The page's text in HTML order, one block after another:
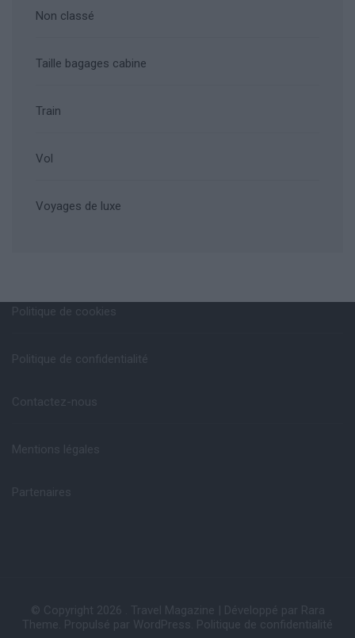
Non classé
Taille bagages cabine
Train
Vol
Voyages de luxe